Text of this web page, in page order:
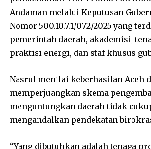
Andaman melalui Keputusan
Nomor 500.10.7.1/072/2025 yang
pemerintah daerah, akademisi,
praktisi energi, dan staf khusus
Nasrul menilai keberhasilan Aceh
memperjuangkan skema
menguntungkan daerah tidak
mengandalkan pendekatan
“Yang dibutuhkan adalah tenaga